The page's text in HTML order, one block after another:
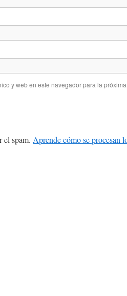
y web en este navegador para la
el spam. Aprende cómo se procesan